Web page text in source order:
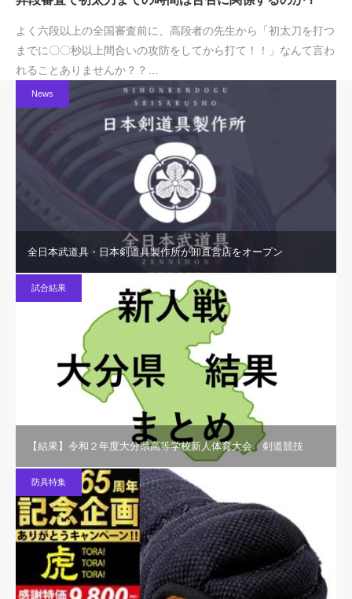
よく六段以上の全国審査前に、高段者の先生から「初太刀を打つ
までに〇〇秒以上間合いの攻防をしてから打て！！」なんて言わ
れることありませんか？？…
News
全日本武道具・日本剣道具製作所が卸直営店をオープン
試合結果
【結果】令和２年度大分県高等学校新人体育大会 剣道競技
防具特集